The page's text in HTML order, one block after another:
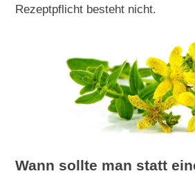
Rezeptpflicht besteht nicht.
Wann sollte man statt